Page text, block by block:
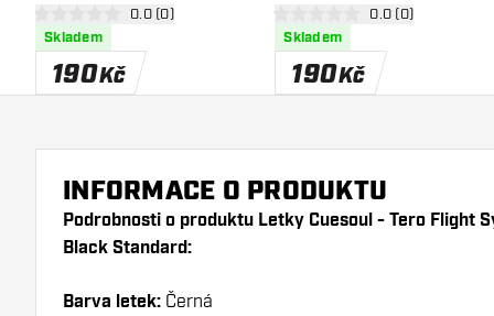
otevřít panel recenzí
0 hodnoticí hvězdičky
0.0 (0)
Skladem
190Kč
otevřít panel
0 hodnoticí hvězdičky
0.0 (0)
Skladem
190Kč
INFORMACE O PRODUKTU
Podrobnosti o produktu Letky Cuesoul - Tero Flight
Black Standard:
Barva letek: Černá